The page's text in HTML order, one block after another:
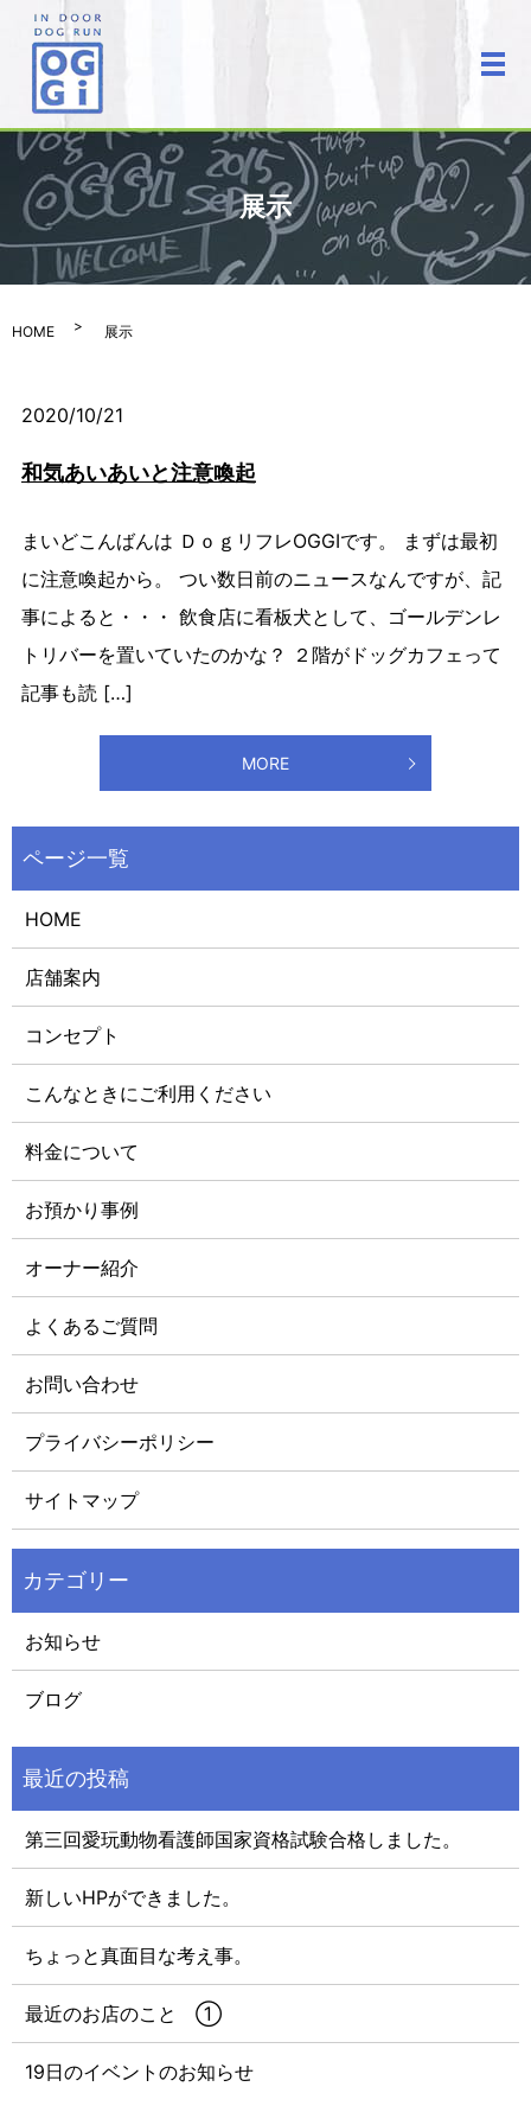
メ
展示
HOME 展示
2020/10/21
和気あいあいと注意喚起
まいどこんばんは ＤｏｇリフレOGGIです。 まずは最初
に注意喚起から。 つい数日前のニュースなんですが、記
事によると・・・ 飲食店に看板犬として、ゴールデンレ
トリバーを置いていたのかな？ ２階がドッグカフェって
記事も読 […]
MORE
HOME
店舗案内
コンセプト
こんなときにご利用ください
料金について
お預かり事例
オーナー紹介
よくあるご質問
お問い合わせ
プライバシーポリシー
サイトマップ
お知らせ
ブログ
第三回愛玩動物看護師国家資格試験合格しました。
新しいHPができました。
ちょっと真面目な考え事。
最近のお店のこと ①
19日のイベントのお知らせ